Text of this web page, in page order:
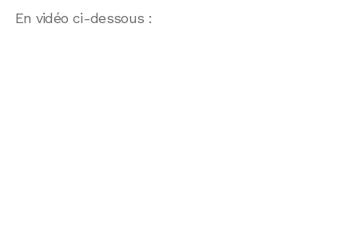
En vidéo ci-dessous :